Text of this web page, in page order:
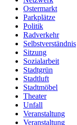
Ostermarkt
Parkplätze
Politik
Radverkehr
Selbstverständnis
Sitzung
Sozialarbeit
Stadtgrün
Stadtluft
Stadtmöbel
Theater
Unfall
Veranstaltung
Veranstaltung